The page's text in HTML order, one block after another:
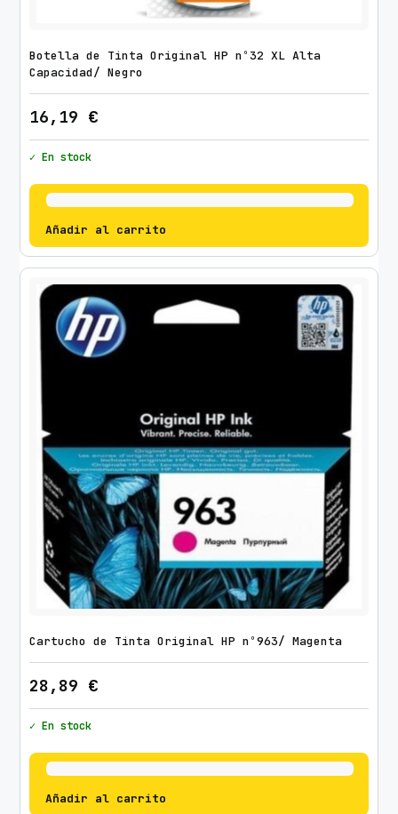
Botella de Tinta Original HP nº32 XL Alta
Capacidad/ Negro
16,19 €
✓ En stock
Añadir al carrito
Cartucho de Tinta Original HP nº963/ Magenta
28,89 €
✓ En stock
Añadir al carrito